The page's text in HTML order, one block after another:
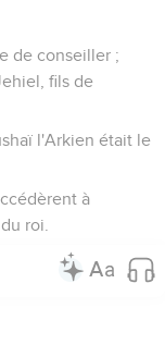
de conseiller ;
fils de
l'Arkien était le
à
roi.